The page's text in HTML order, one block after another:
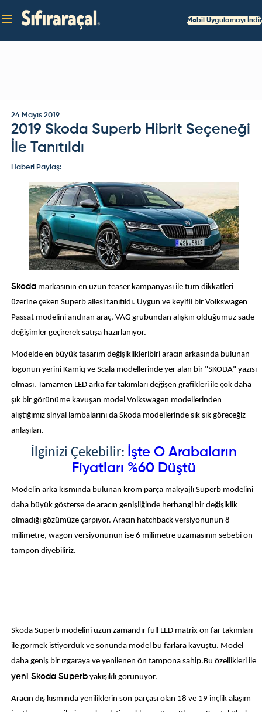
Mobil Uygulamayı İndir
24 Mayıs 2019
2019 Skoda Superb Hibrit Seçeneği
İle Tanıtıldı
Haberi Paylaş:
Skoda markasının en uzun teaser kampanyası ile tüm dikkatleri
üzerine çeken Superb ailesi tanıtıldı. Uygun ve keyifli bir Volkswagen
Passat modelini andıran araç, VAG grubundan alışkın olduğumuz sade
değişimler geçirerek satışa hazırlanıyor.
Modelde en büyük tasarım değişiklikleribiri aracın arkasında bulunan
logonun yerini Kamiq ve Scala modellerinde yer alan bir "SKODA" yazısı
olması. Tamamen LED arka far takımları değişen grafikleri ile çok daha
şık bir görünüme kavuşan model Volkswagen modellerinden
alıştığımız sinyal lambalarını da Skoda modellerinde sık sık göreceğiz
anlaşılan.
İlginizi Çekebilir: İşte O Arabaların
Fiyatları %60 Düştü
Modelin arka kısmında bulunan krom parça makyajlı Superb modelini
daha büyük gösterse de aracın genişliğinde herhangi bir değişiklik
olmadığı gözümüze çarpıyor. Aracın hatchback versiyonunun 8
milimetre, wagon versiyonunun ise 6 milimetre uzamasının sebebi ön
tampon diyebiliriz.
Skoda Superb modelini uzun zamandır full LED matrix ön far takımları
ile görmek istiyorduk ve sonunda model bu farlara kavuştu. Model
daha geniş bir ızgaraya ve yenilenen ön tampona sahip.Bu özellikleri ile
yeni Skoda Superb yakışıklı görünüyor.
Aracın dış kısmında yeniliklerin son parçası olan 18 ve 19 inçlik alaşım